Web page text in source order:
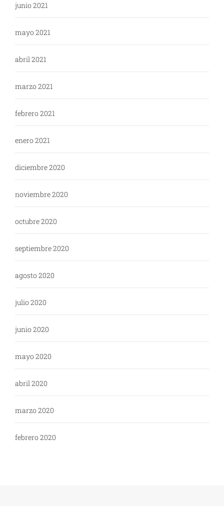
junio 2021
mayo 2021
abril 2021
marzo 2021
febrero 2021
enero 2021
diciembre 2020
noviembre 2020
octubre 2020
septiembre 2020
agosto 2020
julio 2020
junio 2020
mayo 2020
abril 2020
marzo 2020
febrero 2020